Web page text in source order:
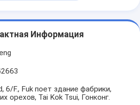
Информация
6/F., Fuk поет здание фабрики,
орехов, Tai Kok Tsui, Гонконг.